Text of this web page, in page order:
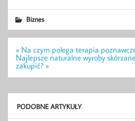
Biznes
Nawigacja
wpisu
« Na czym polega terapia
Najlepsze naturalne wyroby
zakupić? »
PODOBNE ARTYKUŁY